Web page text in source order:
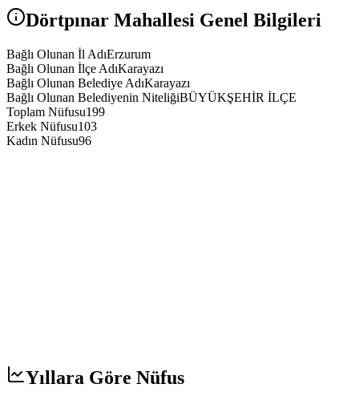
Dörtpınar Mahallesi Genel Bilgileri
Bağlı Olunan İl AdıErzurum
Bağlı Olunan İlçe AdıKarayazı
Bağlı Olunan Belediye AdıKarayazı
Bağlı Olunan Belediyenin NiteliğiBÜYÜKŞEHİR İLÇE
Toplam Nüfusu199
Erkek Nüfusu103
Kadın Nüfusu96
Yıllara Göre Nüfus